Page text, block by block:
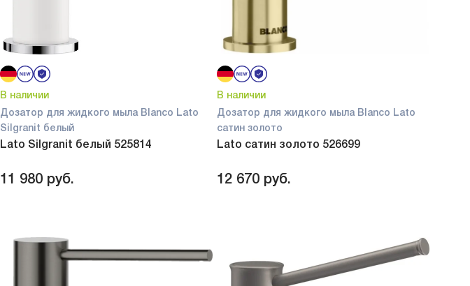
В наличии
Дозатор для жидкого мыла Blanco Lato
Silgranit белый
Lato Silgranit белый 525814
11 980 руб.
В наличии
Дозатор для жидкого мыла Blanco Lato
сатин золото
Lato сатин золото 526699
12 670 руб.